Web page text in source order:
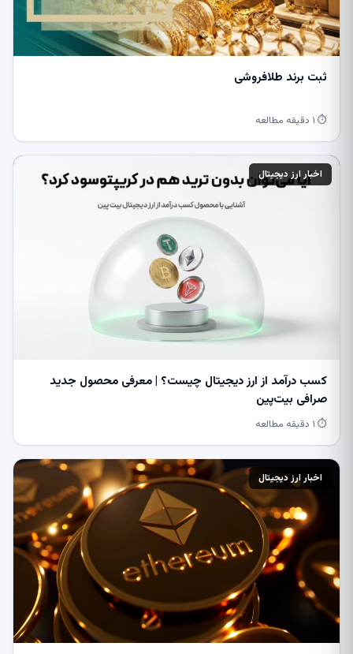
ثبت برند طلافروشی
⏱ ۱ دقیقه مطالعه
اخبار ارز دیجیتال
کسب درآمد از ارز دیجیتال چیست؟ | معرفی محصول جدید
صرافی بیت‌پین
⏱ ۱ دقیقه مطالعه
اخبار ارز دیجیتال